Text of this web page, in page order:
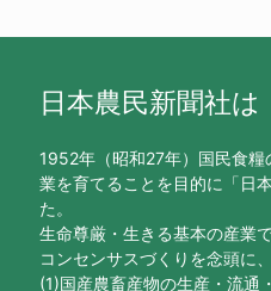
日本農民新聞社は
1952年（昭和27年）国民食
業を育てることを目的に「日
た。
生命尊厳・生きる基本の産業
コンセンサスづくりを念頭に、
(1)国産農畜産物の生産・流通